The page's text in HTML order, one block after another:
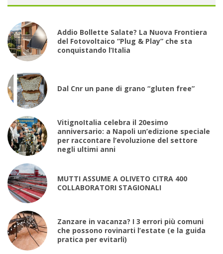
Addio Bollette Salate? La Nuova Frontiera
del Fotovoltaico “Plug & Play” che sta
conquistando l’Italia
Dal Cnr un pane di grano “gluten free”
VitignoItalia celebra il 20esimo
anniversario: a Napoli un’edizione speciale
per raccontare l’evoluzione del settore
negli ultimi anni
MUTTI ASSUME A OLIVETO CITRA 400
COLLABORATORI STAGIONALI
Zanzare in vacanza? I 3 errori più comuni
che possono rovinarti l’estate (e la guida
pratica per evitarli)